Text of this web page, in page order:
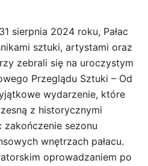
sierpnia 2024 roku, Pałac
sztuki, artystami oraz
zebrali się na uroczystym
Przeglądu Sztuki – Od
wydarzenie, które
z historycznymi
zakończenie sezonu
wnętrzach pałacu.
oprowadzaniem po